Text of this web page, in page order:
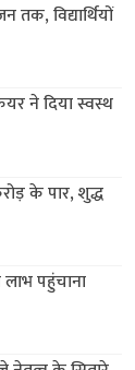
तक, विद्यार्थियों
ने दिया स्वस्थ
के पार, शुद्ध
पहुंचाना